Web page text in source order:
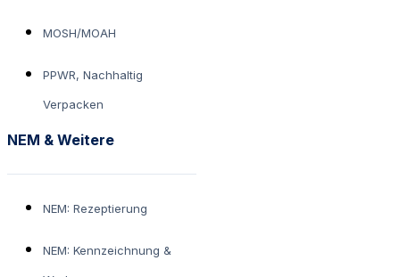
MOSH/MOAH
PPWR, Nachhaltig
Verpacken
NEM & Weitere
NEM: Rezeptierung
NEM: Kennzeichnung &